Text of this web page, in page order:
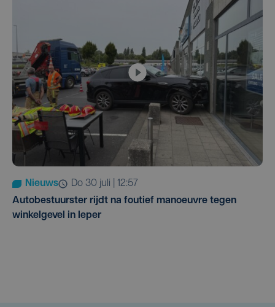
Nieuws
do 30 juli | 12:57
Autobestuurster rijdt na foutief manoeuvre tegen
winkelgevel in Ieper